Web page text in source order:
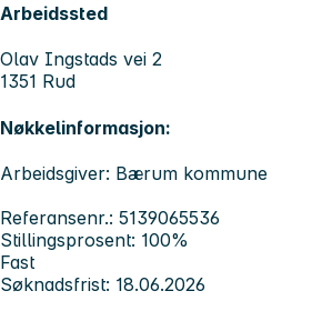
Arbeidssted
Olav Ingstads vei 2
1351 Rud
Nøkkelinformasjon:
Arbeidsgiver: Bærum kommune
Referansenr.: 5139065536
Stillingsprosent: 100%
Fast
Søknadsfrist: 18.06.2026